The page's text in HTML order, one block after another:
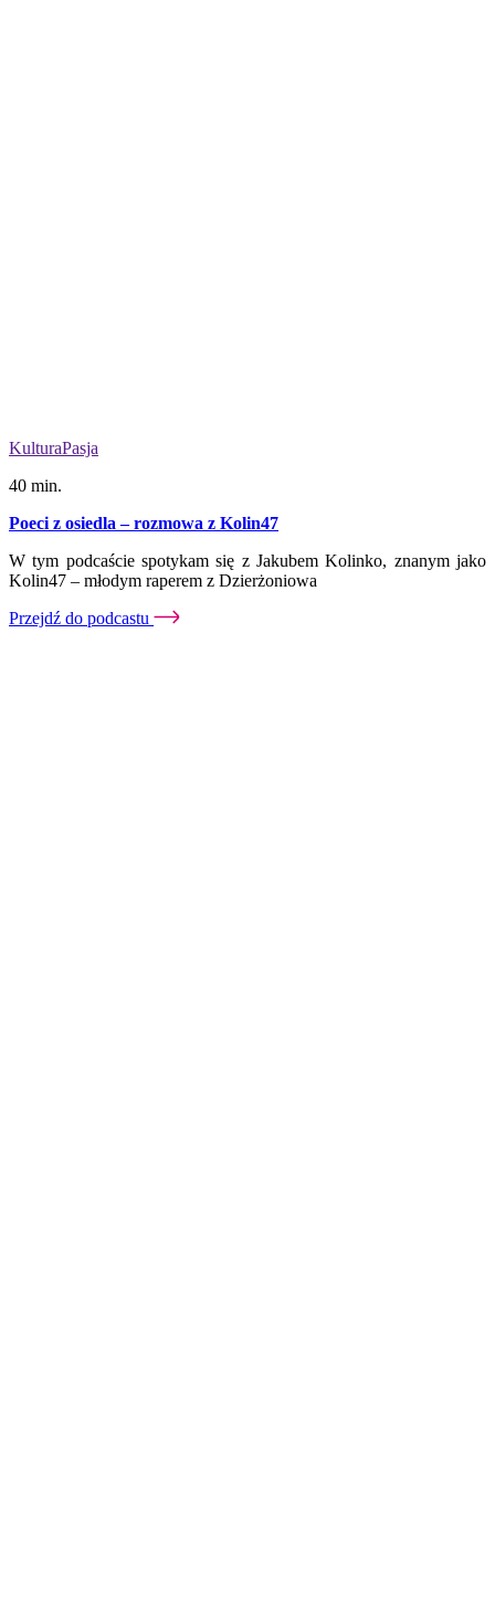
KulturaPasja
40 min.
Poeci z osiedla – rozmowa z Kolin47
W tym podcaście spotykam się z Jakubem Kolinko, znanym jako
Kolin47 – młodym raperem z Dzierżoniowa
Przejdź do podcastu